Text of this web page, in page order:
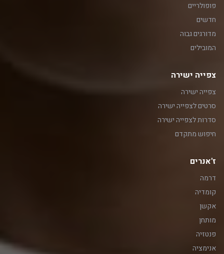
פופולריים
חדשים
מדורגים גבוה
המובילים
צפייה ישירה
צפייה ישירה
סרטים לצפייה ישירה
סדרות לצפייה ישירה
חיפוש מתקדם
ז'אנרים
דרמה
קומדיה
אקשן
מותחן
פנטזיה
אנימציה